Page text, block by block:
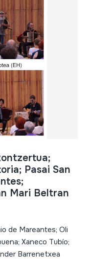
Pasai San
Mari Beltran
de Mareantes; Oli
Xaneco Tubío;
Barrenetxea